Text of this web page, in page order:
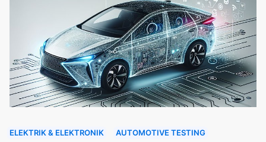
ELEKTRIK & ELEKTRONIK AUTOMOTIVE TESTING